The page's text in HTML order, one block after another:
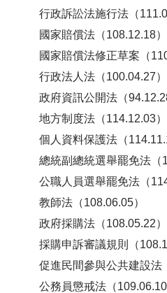
行政訴訟法施行法（
國家賠償法（108.12.18）
國家賠償法修正草案（
行政法人法（100.04.27）
政府資訊公開法（
地方制度法（114.12.03）
個人資料保護法（
總統副總統選舉罷免法（
公職人員選舉罷免法（
教師法（108.06.05）
政府採購法（108.05.22）
採購申訴審議規則（
促進民間參與公共建設法
公務員懲戒法（109.06.10